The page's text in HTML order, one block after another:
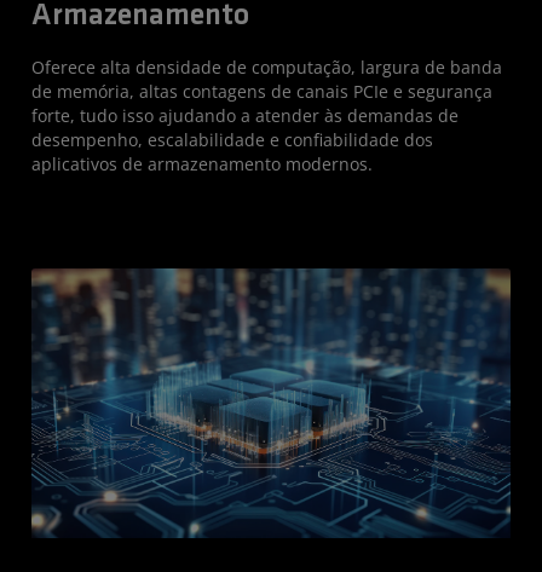
Armazenamento
Oferece alta densidade de computação, largura de banda
de memória, altas contagens de canais PCIe e segurança
forte, tudo isso ajudando a atender às demandas de
desempenho, escalabilidade e confiabilidade dos
aplicativos de armazenamento modernos.